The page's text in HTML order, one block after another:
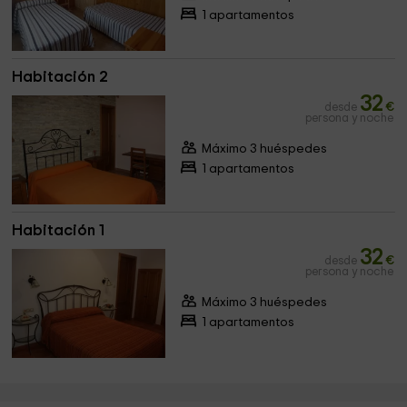
1 apartamentos
Habitación 2
desde 32 €
persona y noche
Máximo 3 huéspedes
1 apartamentos
Habitación 1
desde 32 €
persona y noche
Máximo 3 huéspedes
1 apartamentos